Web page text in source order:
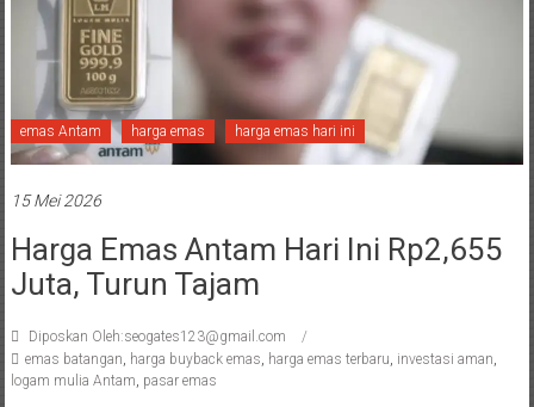
emas Antam harga emas harga emas hari ini
15 Mei 2026
Harga Emas Antam Hari Ini Rp2,655
Juta, Turun Tajam
Diposkan Oleh:seogates123@gmail.com
emas batangan harga buyback emas harga emas terbaru investasi aman
logam mulia Antam pasar emas